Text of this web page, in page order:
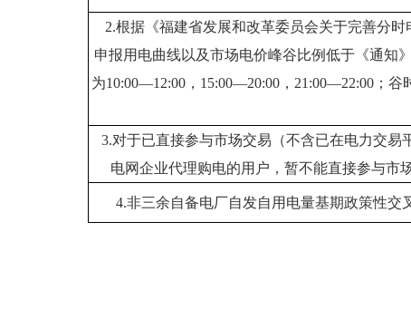
2.根据《福建省发展和改革委员会关于完善分
申报用电曲线以及市场电价峰谷比例低于《通知
为10:00—12:00，15:00—20:00，21:00—22:00；
3.对于已直接参与市场交易（不含已在电力交易
电网企业代理购电的用户，暂不能直接参与市
4.非三余自备电厂自发自用电量基期政策性交